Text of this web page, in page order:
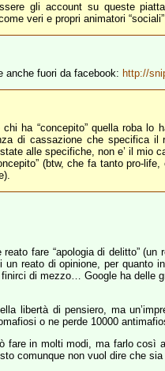
gli account su queste
veri e propri animatori
anche fuori da facebook: http://
ha “concepito” quella roba
di cassazione che specifica il
alle specifiche, non e’ il mio
(btw, che fa tanto pro-
fare “apologia di delitto”
reato di opinione, per quanto
finirci di mezzo… Google ha delle
libertà di pensiero, ma
o ne perde 10000
fare in molti modi, ma farlo
comunque non vuol dire che